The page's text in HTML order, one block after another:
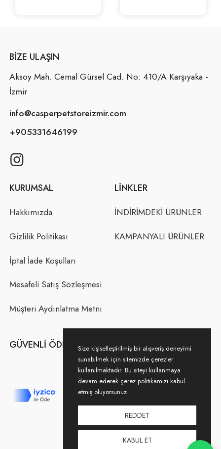
BIZE ULAŞIN
Aksoy Mah. Cemal Gürsel Cad. No: 410/A Karşıyaka -
İzmir
info@casperpetstoreizmir.com
+905331646199
KURUMSAL
Hakkımızda
Gizlilik Politikası
İptal İade Koşulları
Mesafeli Satış Sözleşmesi
Müşteri Aydınlatma Metni
LINKLER
İNDİRİMDEKİ ÜRÜNLER
KAMPANYALI ÜRÜNLER
GÜVENLI ÖDEMESize kişiselleştirilmiş bir alışveriş deneyimi
sunabilmek için sitemizde çerezler
kullanılmaktadır. Bu siteyi kullanmaya
devam ederek çerez politikamızı kabul
etmiş oluyorsunuz.
REDDET
KABUL ET